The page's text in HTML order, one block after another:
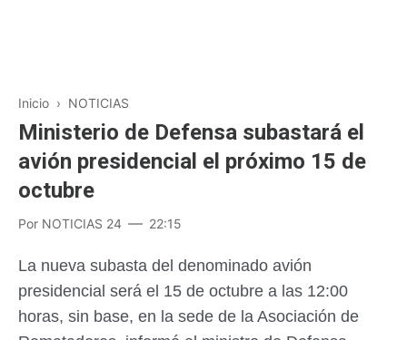
Inicio › NOTICIAS
Ministerio de Defensa subastará el
avión presidencial el próximo 15 de
octubre
Por NOTICIAS 24 22:15
La nueva subasta del denominado avión
presidencial será el 15 de octubre a las 12:00
horas, sin base, en la sede de la Asociación de